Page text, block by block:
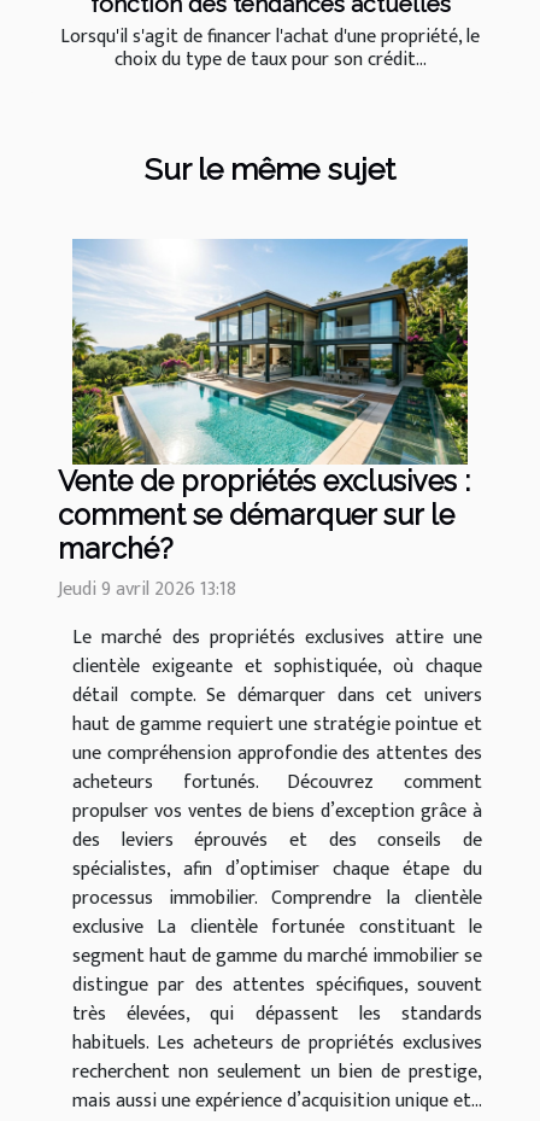
Lorsqu'il s'agit de financer l'achat d'une propriété, le
choix du type de taux pour son crédit...
Sur le même sujet
Vente de propriétés exclusives :
comment se démarquer sur le
marché?
Jeudi 9 avril 2026 13:18
Le marché des propriétés exclusives attire une
clientèle exigeante et sophistiquée, où chaque
détail compte. Se démarquer dans cet univers
haut de gamme requiert une stratégie pointue et
une compréhension approfondie des attentes des
acheteurs fortunés. Découvrez comment
propulser vos ventes de biens d’exception grâce à
des leviers éprouvés et des conseils de
spécialistes, afin d’optimiser chaque étape du
processus immobilier. Comprendre la clientèle
exclusive La clientèle fortunée constituant le
segment haut de gamme du marché immobilier se
distingue par des attentes spécifiques, souvent
très élevées, qui dépassent les standards
habituels. Les acheteurs de propriétés exclusives
recherchent non seulement un bien de prestige,
mais aussi une expérience d’acquisition unique et...